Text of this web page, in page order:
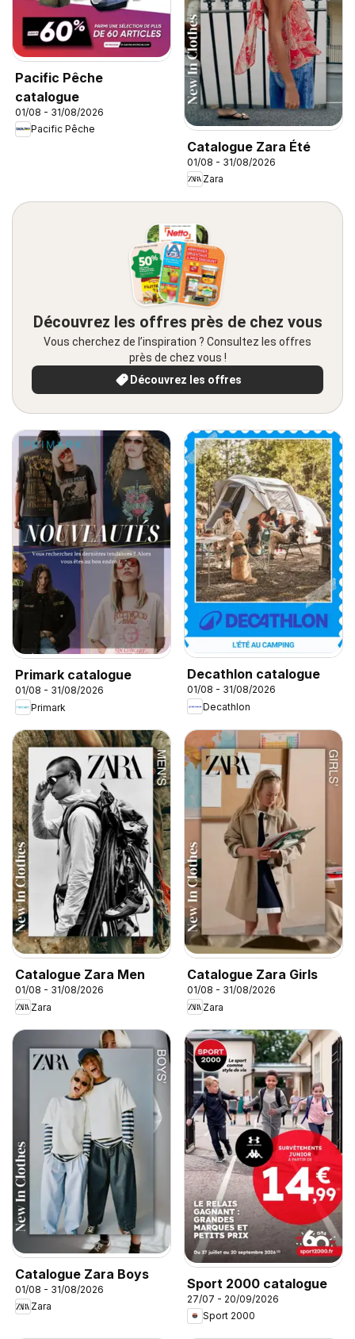
Pacific Pêche
catalogue
01/08 - 31/08/2026
Pacific Pêche
Catalogue Zara Été
01/08 - 31/08/2026
Zara
Découvrez les offres près de chez vous
Vous cherchez de l’inspiration ? Consultez les offres
près de chez vous !
Découvrez les offres
Primark catalogue
01/08 - 31/08/2026
Primark
Decathlon catalogue
01/08 - 31/08/2026
Decathlon
Catalogue Zara Men
01/08 - 31/08/2026
Zara
Catalogue Zara Girls
01/08 - 31/08/2026
Zara
Catalogue Zara Boys
01/08 - 31/08/2026
Zara
Sport 2000 catalogue
27/07 - 20/09/2026
Sport 2000